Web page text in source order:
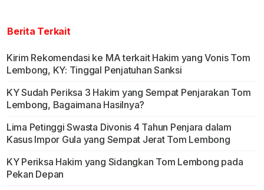
Berita Terkait
Kirim Rekomendasi ke MA terkait Hakim yang Vonis Tom
Lembong, KY: Tinggal Penjatuhan Sanksi
KY Sudah Periksa 3 Hakim yang Sempat Penjarakan Tom
Lembong, Bagaimana Hasilnya?
Lima Petinggi Swasta Divonis 4 Tahun Penjara dalam
Kasus Impor Gula yang Sempat Jerat Tom Lembong
KY Periksa Hakim yang Sidangkan Tom Lembong pada
Pekan Depan